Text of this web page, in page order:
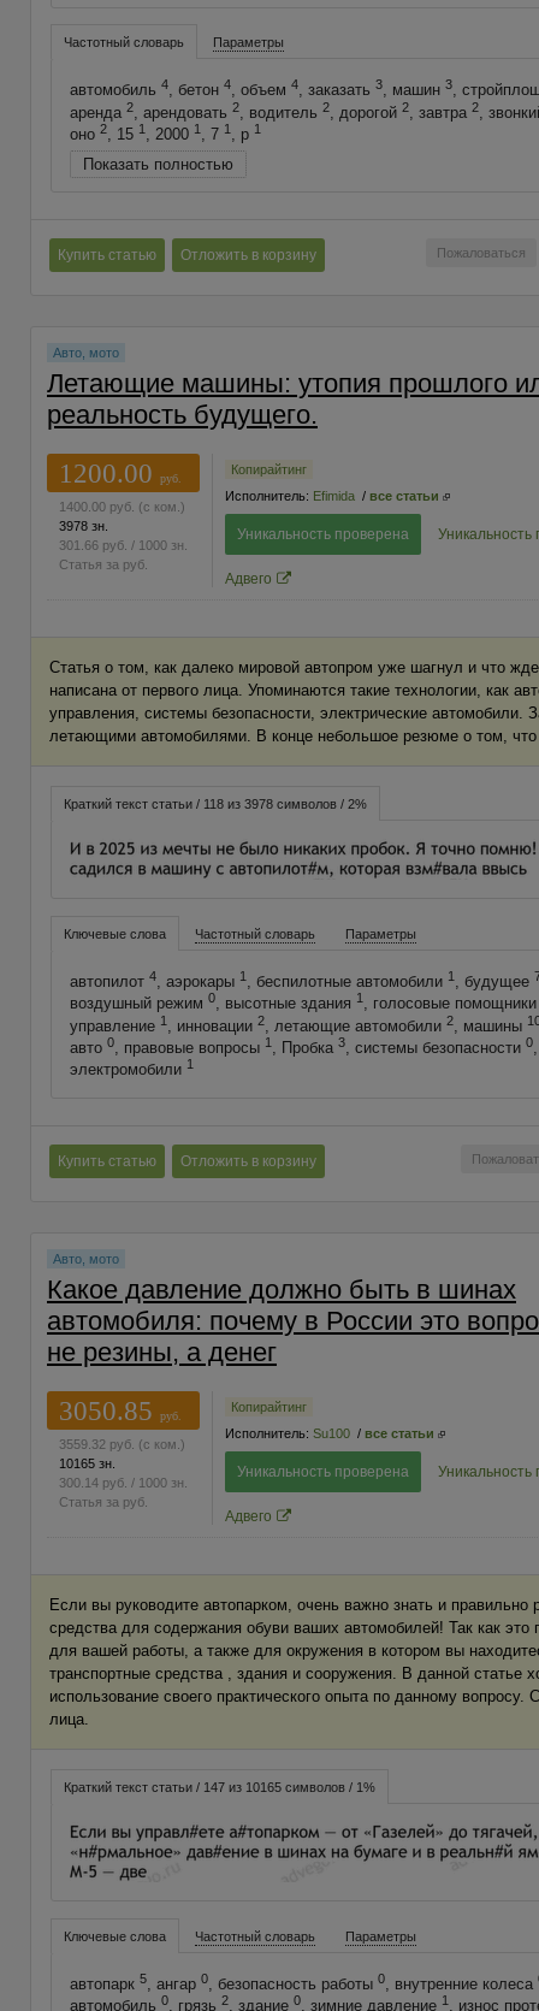
Частотный словарь Параметры
автомобиль 4, бетон 4, объем 4, заказать 3, машин 3,
аренда 2, арендовать 2, водитель 2, дорогой 2, завтра 2,
оно 2, 15 1, 2000 1, 7 1, p 1
Показать полностью
Пожаловаться
Купить статью Отложить в корзину
Авто, мото
Летающие машины: утопия прошлого
реальность будущего.
1200.00
руб.
1400.00 руб. (с ком.)
3978 зн.
301.66 руб. / 1000 зн.
Статья за руб.
Копирайтинг
Исполнитель: Efimida / все статьи
Уникальность проверена Уникальность
Адвего
Статья о том, как далеко мировой автопром уже шагнул и что
написана от первого лица. Упоминаются такие технологии, как
управления, системы безопасности, электрические автомобили.
летающими автомобилями. В конце небольшое резюме о том,
Краткий текст статьи / 118 из 3978 символов / 2%
Ключевые слова Частотный словарь Параметры
автопилот 4, аэрокары 1, беспилотные автомобили 1, будущее
воздушный режим 0, высотные здания 1, голосовые
управление 1, инновации 2, летающие автомобили 2, машины
авто 0, правовые вопросы 1, Пробка 3, системы безопасности 0
электромобили 1
Купить статью Отложить в корзину
Авто, мото
Какое давление должно быть в шинах
автомобиля: почему в России это
не резины, а денег
3050.85
руб.
3559.32 руб. (с ком.)
10165 зн.
300.14 руб. / 1000 зн.
Статья за руб.
Копирайтинг
Исполнитель: Su100 / все статьи
Уникальность проверена Уникальность
Адвего
Если вы руководите автопарком, очень важно знать и правильно
средства для содержания обуви ваших автомобилей! Так как это
для вашей работы, а также для окружения в котором вы
транспортные средства , здания и сооружения. В данной статье
использование своего практического опыта по данному вопросу.
лица.
Краткий текст статьи / 147 из 10165 символов / 1%
Ключевые слова Частотный словарь Параметры
автопарк 5, ангар 0, безопасность работы 0, внутренние колеса
автомобиль 0, грязь 2, здание 0, зимние давление 1, износ